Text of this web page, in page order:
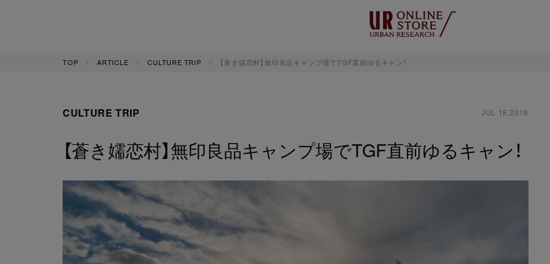
TOP ARTICLE CULTURE TRIP 【蒼き嬬恋村】無印良品キャンプ場でTGF直前ゆるキャン！
CULTURE TRIP JUL 18,2018
【蒼き嬬恋村】無印良品キャンプ場でTGF直前ゆるキャン！